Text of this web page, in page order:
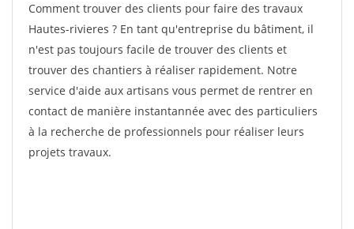
Comment trouver des clients pour faire des travaux
Hautes-rivieres ? En tant qu'entreprise du bâtiment, il
n'est pas toujours facile de trouver des clients et
trouver des chantiers à réaliser rapidement. Notre
service d'aide aux artisans vous permet de rentrer en
contact de manière instantannée avec des particuliers
à la recherche de professionnels pour réaliser leurs
projets travaux.